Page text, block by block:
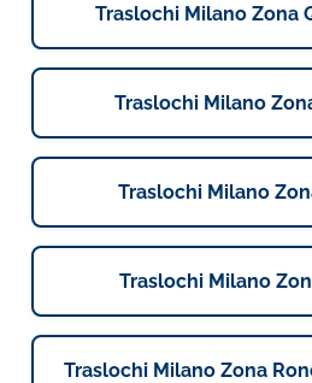
Traslochi Milano Zona
Traslochi Milano
Traslochi Milano
Traslochi Milano
Traslochi Milano Zona